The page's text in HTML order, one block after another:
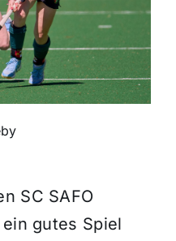
SC SAFO
gutes Spiel